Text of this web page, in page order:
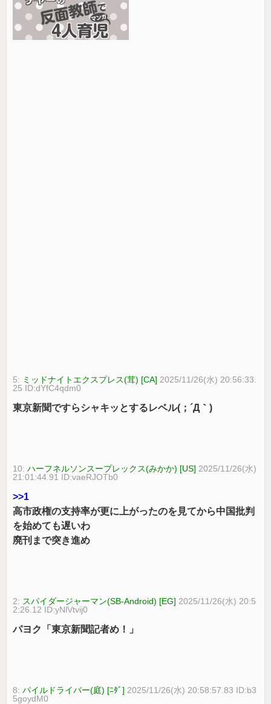
5: ミッドナイトエクスプレス(茸) [CA] 2025/11/26(水) 20:56:33.
25 ID:dYfC4qdm0
東京新聞ですらシャキッとするレベル(；´Д｀)
10:ハーフネルソンスープレックス(みかか) [US] 2025/11/26(水)
21:01:44.91 ID:vaeRJOTb0
>>1
高市政権の支持率が更に上がったのを見てから中国批判
を始めても遅いわ
廃刊まで突き進め
2: スパイダージャーマン(SB-Android) [EG] 2025/11/26(水) 20:5
2:26.12 ID:yNlVtvij0
パヨク「東京新聞記者め！」
8:パイルドライバー(庭) [ﾆﾀﾞ] 2025/11/26(水) 20:58:57.83 ID:b3
5goydM0